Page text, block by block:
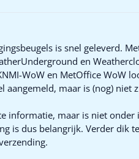
is snel geleverd.
en
WoW en MetOffice WoW
aangemeld, maar is (nog) niet
informatie, maar is niet onder
is dus belangrijk. Verder dik